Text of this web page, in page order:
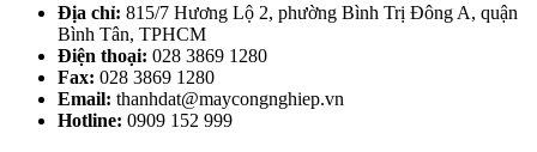
Địa chỉ: 815/7 Hương Lộ 2, phường Bình Trị Đông A, quận
Bình Tân, TPHCM
Điện thoại: 028 3869 1280
Fax: 028 3869 1280
Email: thanhdat@maycongnghiep.vn
Hotline: 0909 152 999